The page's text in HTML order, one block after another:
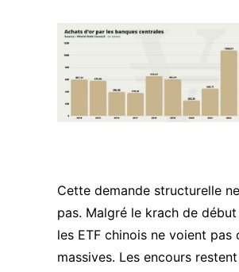
Cette demande structurelle
pas. Malgré le krach de
les ETF chinois ne voient pas
massives. Les encours